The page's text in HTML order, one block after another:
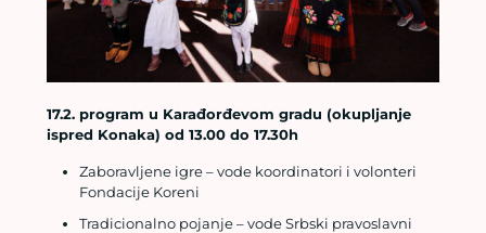
17.2. program u Karađorđevom gradu (okupljanje
ispred Konaka) od 13.00 do 17.30h
Zaboravljene igre – vode koordinatori i volonteri
Fondacije Koreni
Tradicionalno pojanje – vode Srbski pravoslavni